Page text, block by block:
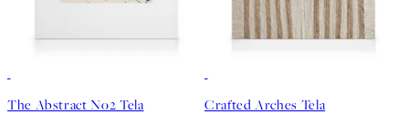
The Abstract No2 Tela Crafted Arches Tela